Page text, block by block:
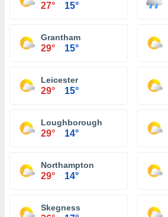
27° 15°
Grantham
29° 15°
Leicester
29° 15°
Loughborough
29° 14°
Northampton
29° 14°
Skegness